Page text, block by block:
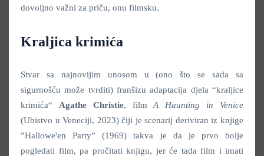
dovoljno važni za priču, onu filmsku.
Kraljica krimića
Stvar sa najnovijim unosom u (ono što se sada sa
sigurnošću može tvrditi) franšizu adaptacija djela “kraljice
krimića“ Agathe Christie, filmA Haunting in Venice
(Ubistvo u Veneciji, 2023) čiji je scenarij deriviran iz knjige
”Hallowe'en Party” (1969) takva je da je prvo bolje
pogledati film, pa pročitati knjigu, jer će tada film i imati